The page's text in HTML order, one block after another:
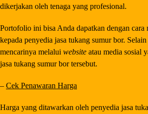
dikerjakan oleh tenaga yang profesional.
Portofolio ini bisa Anda dapatkan dengan cara
kepada penyedia jasa tukang sumur bor.
mencarinya melalui website atau media sosial
jasa tukang sumur bor tersebut.
– Cek Penawaran Harga
Harga yang ditawarkan oleh penyedia jasa